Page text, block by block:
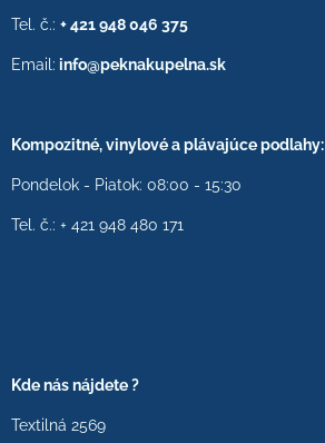
Tel. č.: + 421 948 046 375
Email: info@peknakupelna.sk
Kompozitné, vinylové a plávajúce podlahy:
Pondelok - Piatok: 08:00 - 15:30
Tel. č.: + 421 948 480 171
Kde nás nájdete ?
Textilná 2569